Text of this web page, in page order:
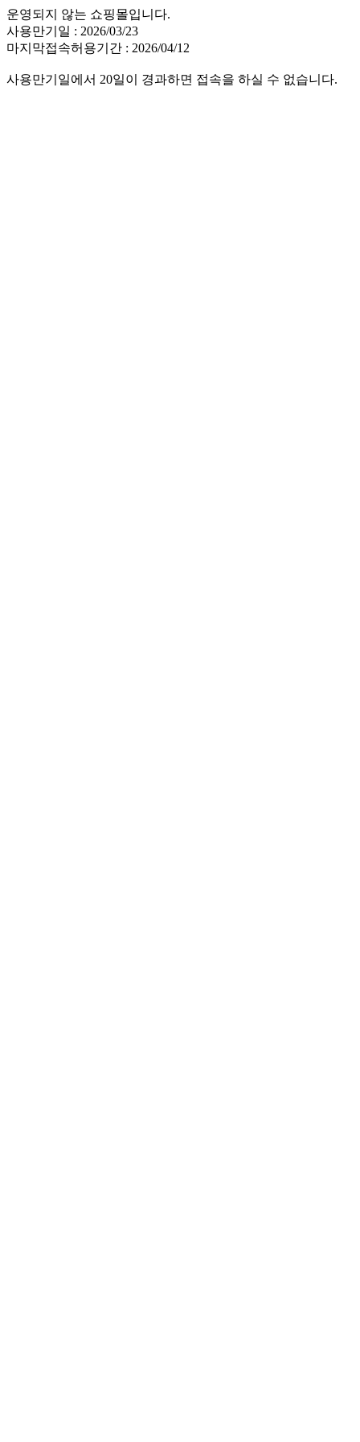
운영되지 않는 쇼핑몰입니다.
사용만기일 : 2026/03/23
마지막접속허용기간 : 2026/04/12
사용만기일에서 20일이 경과하면 접속을 하실 수 없습니다.